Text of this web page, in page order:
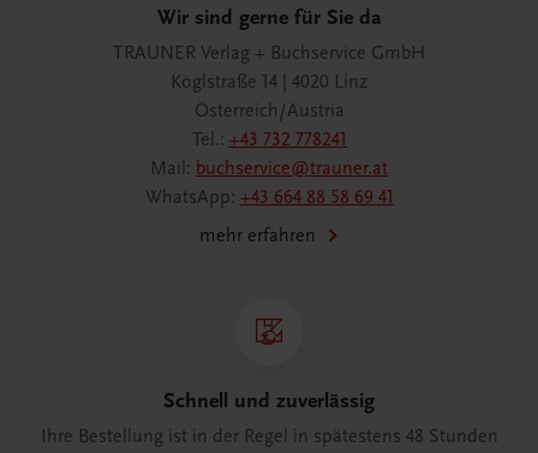
Wir sind gerne für Sie da
TRAUNER Verlag + Buchservice GmbH
Köglstraße 14 | 4020 Linz
Österreich/Austria
Tel.: +43 732 778241
Mail: buchservice@trauner.at
WhatsApp: +43 664 88 58 69 41
mehr erfahren
Schnell und zuverlässig
Ihre Bestellung ist in der Regel in spätestens 48 Stunden